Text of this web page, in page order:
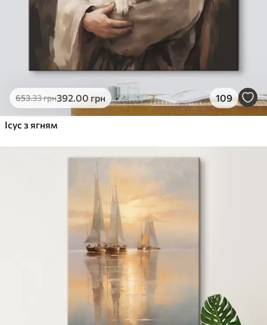
653.33грн392.00 грн 109
Ісус з ягням